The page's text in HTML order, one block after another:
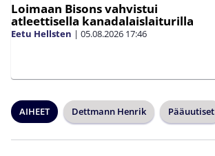
Loimaan Bisons vahvistui
atleettisella kanadalaislaiturilla
Eetu Hellsten | 05.08.2026 17:46
AIHEET Dettmann Henrik Pääuutiset